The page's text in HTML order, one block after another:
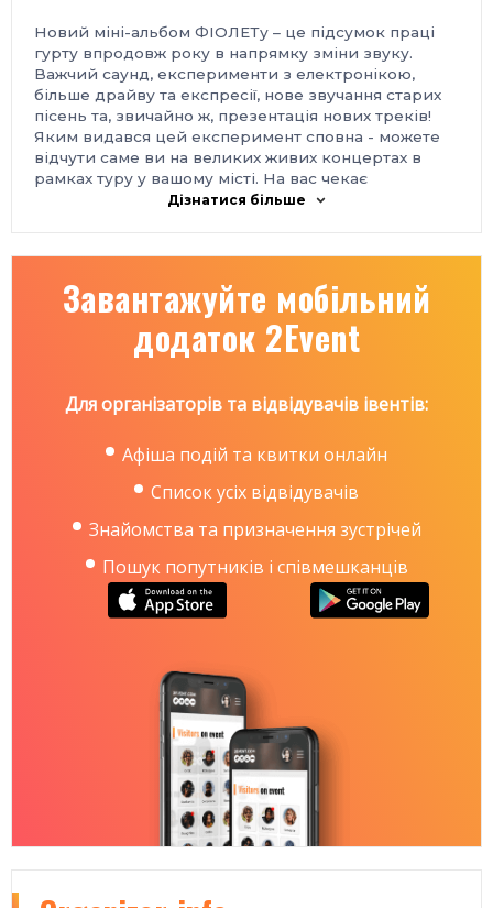
Новий міні-альбом ФІОЛЕТу – це підсумок праці
гурту впродовж року в напрямку зміни звуку.
Важчий саунд, експерименти з електронікою,
більше драйву та експресії, нове звучання старих
пісень та, звичайно ж, презентація нових треків!
Яким видався цей експеримент сповна - можете
відчути саме ви на великих живих концертах в
рамках туру у вашому місті. На вас чекає
абсолютно нова програма та кращі пісні ФІОЛЕТу
В 2009-му гурт зібрався, щоб грати музику для
себе та своїх друзів. За півроку вони розігрівали
тисячний зал перед «Бумбоксом», а вже сьогодні
ФІОЛЕТ — один з найпопулярніших концертуючих
радіо- та телеротації.
турів, закордонні виступи, сотні фестивальних
сетів, сольних концертів та активна фан-спільнота
#фіолетfamily.
Дізнатися більше
Завантажуйте мобільний
додаток 2Event
Для організаторів та відвідувачів івентів:
Афіша подій та квитки онлайн
Список усіх відвідувачів
Знайомства та призначення зустрічей
Пошук попутників і співмешканців